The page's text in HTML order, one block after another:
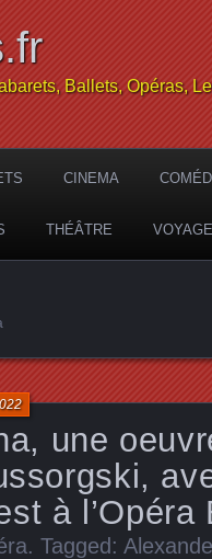
Ballets, Opéras,
CINEMA
THÉÂTRE
une
à l’Opéra
. Tagged: